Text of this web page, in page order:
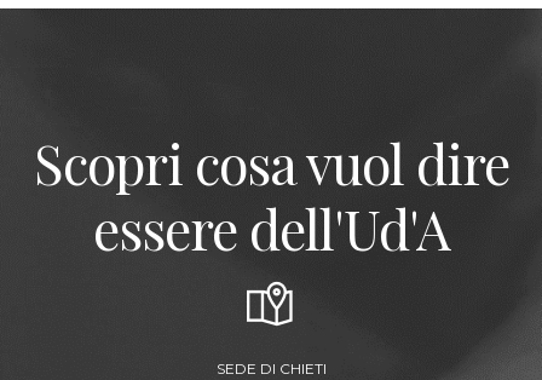
Scopri cosa vuol dire
essere dell'Ud'A
SEDE DI CHIETI